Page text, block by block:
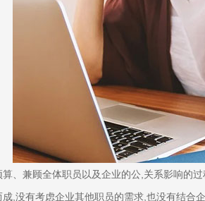
、兼顾全体职员以及企业的公,关系影响的
,没有考虑企业其他职员的需求,也没有结